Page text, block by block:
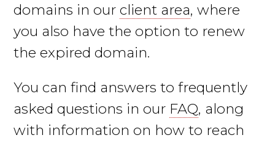
domains in ourclient area, where
you also have the option to renew
the expired domain.
You can find answers to frequently
asked questions in our FAQ, along
with information on how to reach